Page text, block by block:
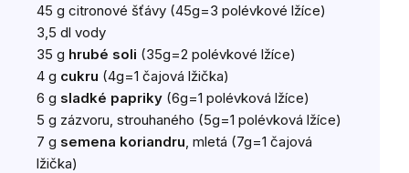
45 g citronové šťávy (45g=3 polévkové lžíce)
3,5 dl vody
35 g hrubé soli (35g=2 polévkové lžíce)
4 g cukru (4g=1 čajová lžička)
6 g sladké papriky (6g=1 polévková lžíce)
5 g zázvoru, strouhaného (5g=1 polévková lžíce)
7 g semena koriandru , mletá (7g=1 čajová
lžička)